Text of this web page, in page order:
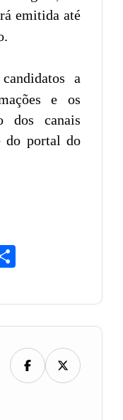
emitida até
a
e os
dos canais
do portal do